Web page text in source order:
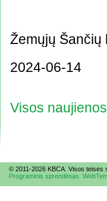
Žemųjų Šančių
2024-06-14
Visos naujienos
© 2011-2026 KBCA. Visos teisės
Programinis sprendimas: